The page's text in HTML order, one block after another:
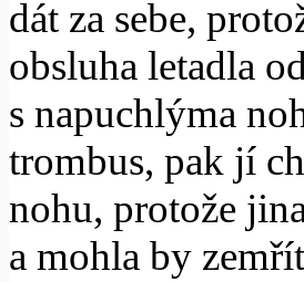
dát za sebe,
obsluha letadla
s napuchlýma
trombus, pak jí
nohu, protože
a mohla by